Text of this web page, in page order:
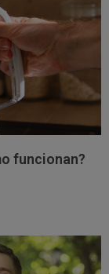
funcionan?